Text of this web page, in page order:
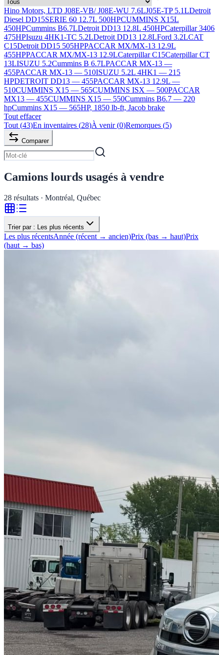
Hino Motors, LTD J08E-VB/ J08E-WU 7.6LJ05E-TP 5.1LDetroit
Diesel DD15SERIE 60 12.7L 500HPCUMMINS X15L
450HPCummins B6.7LDetroit DD13 12.8L 450HPCaterpillar 3406
475HPIsuzu 4HK1-TC 5.2LDetroit DD13 12.8LFord 3.2LCAT
C15Detroit DD15 505HPPACCAR MX/MX-13 12.9L
455HPPACCAR MX/MX-13 12.9LCaterpillar C15Caterpillar CT
13LISUZU 5.2Cummins B 6.7LPACCAR MX-13 —
455PACCAR MX-13 — 510ISUZU 5.2L 4HK1 — 215
HPDETROIT DD13 — 455PACCAR MX-13 12.9L —
510CUMMINS X15 — 565CUMMINS ISX — 500PACCAR
MX13 — 455CUMMINS X15 — 550Cummins B6.7 — 220
hpCummins X15 — 565HP, 1850 lb-ft, Jacob brake
Tout effacer
Tout (43)En inventaires (28)À venir (0)Remorques (5)
Comparer
Camions lourds usagés à vendre
28 résultats · Montréal, Québec
Trier par : Les plus récents
Les plus récentsAnnée (récent → ancien)Prix (bas → haut)Prix
(haut → bas)